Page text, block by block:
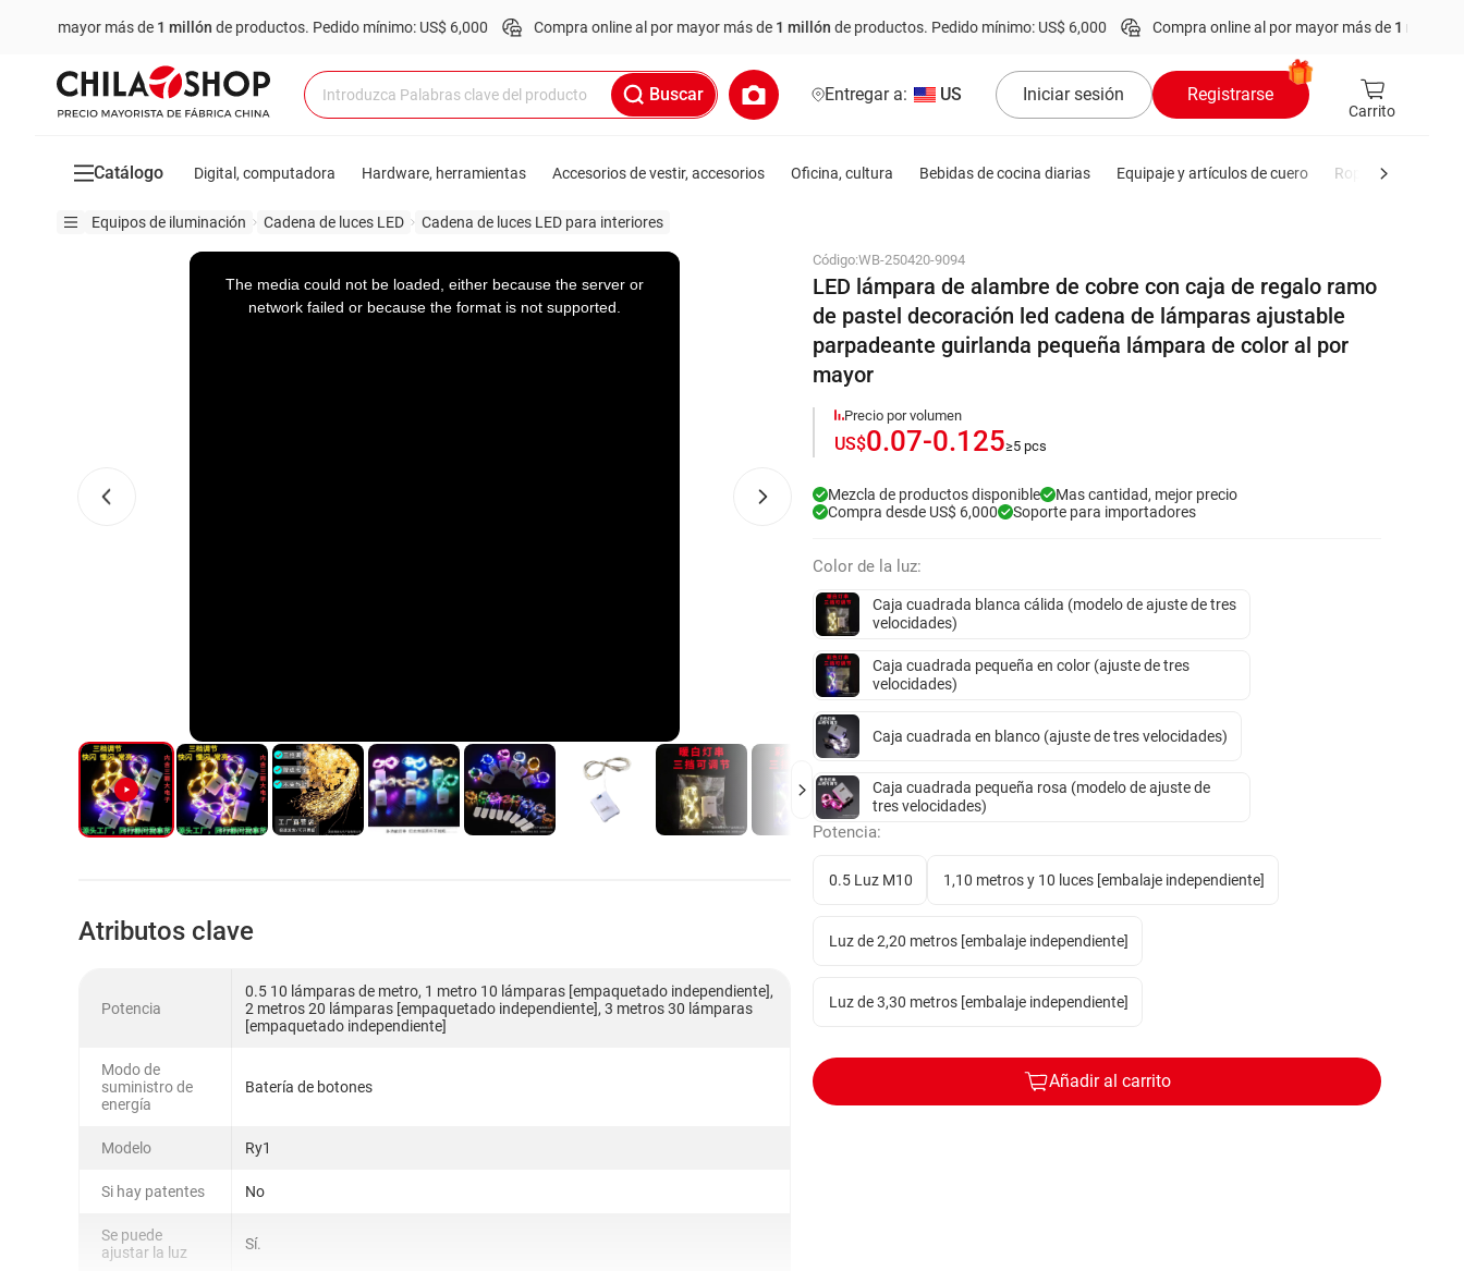
más de1 millónde productos.Pedido mínimo: US$ 6,000 Compra online al por mayor más de1 millónde productos.Pedido mínimo: US$ 6,000 Compra online al por mayor más de1 millónde productos.
Buscar Entregar a: US Iniciar sesión Registrarse
Carrito
Catálogo Digital, computadora Hardware, herramientas Accesorios de vestir, accesorios Oficina, cultura Bebidas de cocina diarias Equipaje y artículos de cuero Ropa de hombre
Equipos de iluminación Cadena de luces LED Cadena de luces LED para interiores
This
The media could not be loaded, either because the server or
network failed or because the format is not supported.
Atributos clave
Potencia
0.5 10 lámparas de metro, 1 metro 10 lámparas [empaquetado independiente],
2 metros 20 lámparas [empaquetado independiente], 3 metros 30 lámparas
[empaquetado independiente]
Modo de
suministro de
energía
Batería de botones
Modelo Ry1
Si hay patentes No
Se puede
ajustar la luz
Sí.
Código:WB-250420-9094
LED lámpara de alambre de cobre con caja de regalo ramo
de pastel decoración led cadena de lámparas ajustable
parpadeante guirlanda pequeña lámpara de color al por
mayor
Precio por volumen
US$0.07-0.125≥5 pcs
Mezcla de productos disponible
Mas cantidad, mejor precio
Compra desde US$ 6,000
Soporte para importadores
Color de la luz:
Caja cuadrada blanca cálida (modelo de ajuste de tres
velocidades)
Caja cuadrada pequeña en color (ajuste de tres
velocidades)
Caja cuadrada en blanco (ajuste de tres velocidades)
Caja cuadrada pequeña rosa (modelo de ajuste de
tres velocidades)
Potencia:
0.5 Luz M10 1,10 metros y 10 luces [embalaje independiente]
Luz de 2,20 metros [embalaje independiente]
Luz de 3,30 metros [embalaje independiente]
Añadir al carrito